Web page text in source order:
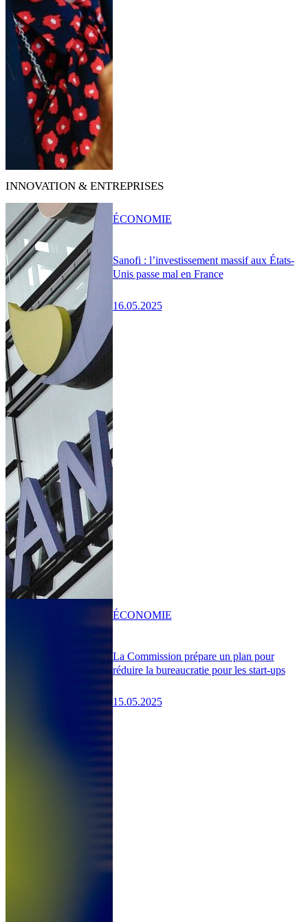
INNOVATION & ENTREPRISES
Sanofi : l’investissement massif aux États-
Unis passe mal en France
16.05.2025
ÉCONOMIE
La Commission prépare un plan pour
réduire la bureaucratie pour les start-ups
15.05.2025
ÉCONOMIE